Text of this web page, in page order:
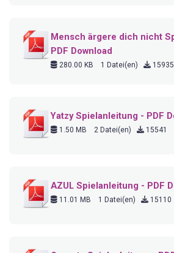
Mensch ärgere dich nicht
PDF Download
280.00 KB 1 Datei(en) 15935
Yatzy Spielanleitung - PDF
1.50 MB 2 Datei(en) 15541
AZUL Spielanleitung - PDF
11.01 MB 1 Datei(en) 15110